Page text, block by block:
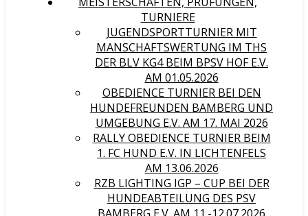
TURNIERE
JUGENDSPORTTURNIER MIT
MANSCHAFTSWERTUNG IM THS
DER BLV KG4 BEIM BPSV HOF E.V.
AM 01.05.2026
OBEDIENCE TURNIER BEI DEN
HUNDEFREUNDEN BAMBERG UND
UMGEBUNG E.V. AM 17. MAI 2026
RALLY OBEDIENCE TURNIER BEIM
1. FC HUND E.V. IN LICHTENFELS
AM 13.06.2026
RZB LIGHTING IGP – CUP BEI DER
HUNDEABTEILUNG DES PSV